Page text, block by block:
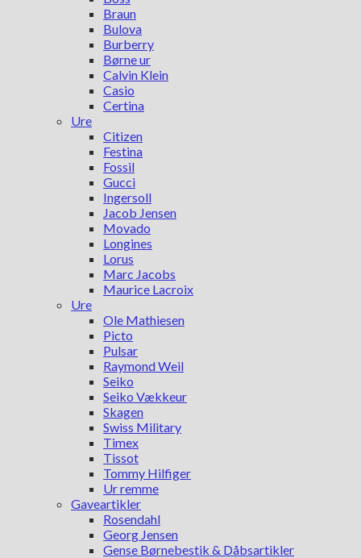
Braun
Bulova
Burberry
Børne ur
Calvin Klein
Casio
Certina
Ure
Citizen
Festina
Fossil
Gucci
Ingersoll
Jacob Jensen
Movado
Longines
Lorus
Marc Jacobs
Maurice Lacroix
Ure
Ole Mathiesen
Picto
Pulsar
Raymond Weil
Seiko
Seiko Vækkeur
Skagen
Swiss Military
Timex
Tissot
Tommy Hilfiger
Ur remme
Gaveartikler
Rosendahl
Georg Jensen
Gense Børnebestik & Dåbsartikler